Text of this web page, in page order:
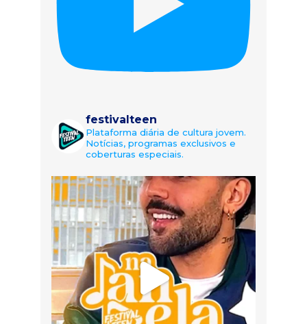
festivalteen
Plataforma diária de cultura jovem.
Notícias, programas exclusivos e
coberturas especiais.